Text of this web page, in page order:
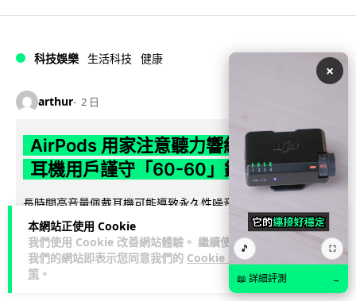
本網站正使用 Cookie
我們使用 Cookie 改善網站體驗。 繼續使用
我們的網站即表示您同意我們的 Cookie 政
策 。
科技娛樂 生活科技 健康
arthur 2 日
AirPods 用家注意聽力響紅燈 醫學界籲
耳機用戶謹守「60-60」鐵律
長時間高音量佩戴耳機可能導致永久性噪音性聽損。本文盤點 4
大聽力受損警號，介紹科學護耳的「60-60 原則」及 Apple 內
置防護功能，... 閱讀全文
20
×
🎵 ⛶
📖 詳細評測 →